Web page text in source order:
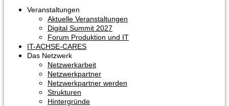
Veranstaltungen
Aktuelle Veranstaltungen
Digital Summit 2027
Forum Produktion und IT
IT-ACHSE-CARES
Das Netzwerk
Netzwerkarbeit
Netzwerkpartner
Netzwerkpartner werden
Strukturen
Hintergründe